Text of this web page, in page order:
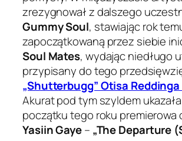
zrezygnował z dalszego
Gummy Soul, stawiając rok
zapoczątkowaną przez siebie
Soul Mates, wydając niedługo
przypisany do tego
„Shutterbugg” Otisa Reddinga
Akurat pod tym szyldem
początku tego roku premierowa
Yasiin Gaye– „The Departure